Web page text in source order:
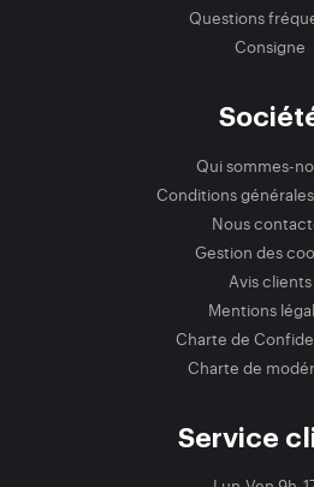
Questions
Consigne
Qui sommes-
Conditions
Nous
Gestion des
Avis clients
Mentions
Charte de
Charte de
Service